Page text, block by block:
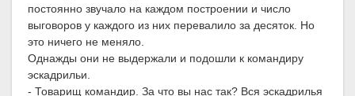
постоянно звучало на каждом построении и число
выговоров у каждого из них перевалило за десяток. Но
это ничего не меняло.
Однажды они не выдержали и подошли к командиру
эскадрильи.
- Товарищ командир. За что вы нас так? Вся эскадрилья